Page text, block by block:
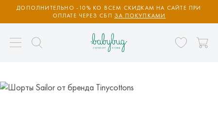
ДОПОЛНИТЕЛЬНО -10% КО ВСЕМ СКИДКАМ НА САЙТЕ ПРИ
ОПЛАТЕ ЧЕРЕЗ СБП ЗА ПОКУПКАМИ